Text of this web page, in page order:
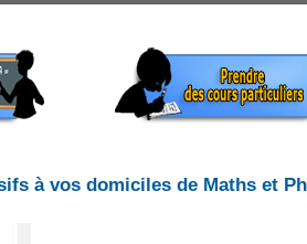
à vos domiciles de Maths et